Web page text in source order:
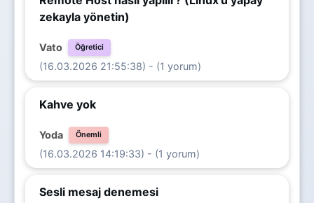
zekayla yönetin)
Vato Öğretici
(16.03.2026 21:55:38) - (1 yorum)
Kahve yok
Yoda Önemli
(16.03.2026 14:19:33) - (1 yorum)
Sesli mesaj denemesi